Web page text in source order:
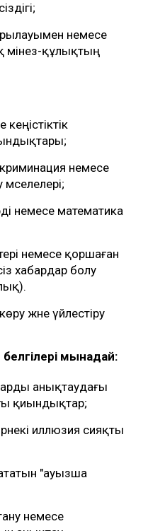
немесе
мінез-құлықтың
немесе
немесе математика
немесе қоршаған
хабардар болу
және үйлестіру
мынадай:
анықтаудағы
қиындықтар;
иллюзия сияқты
"ауызша
немесе